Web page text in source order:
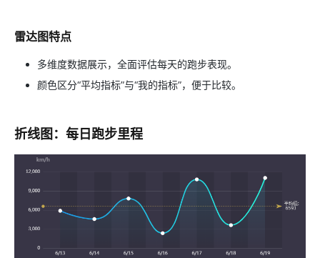
雷达图特点
多维度数据展示，全面评估每天的跑步表现。
颜色区分“平均指标”与“我的指标”，便于比较。
折线图：每日跑步里程